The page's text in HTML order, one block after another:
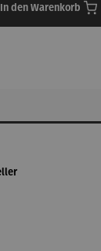
In den Warenkorb